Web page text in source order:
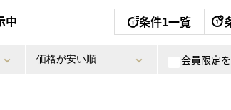
中 条件1一覧
会員限定